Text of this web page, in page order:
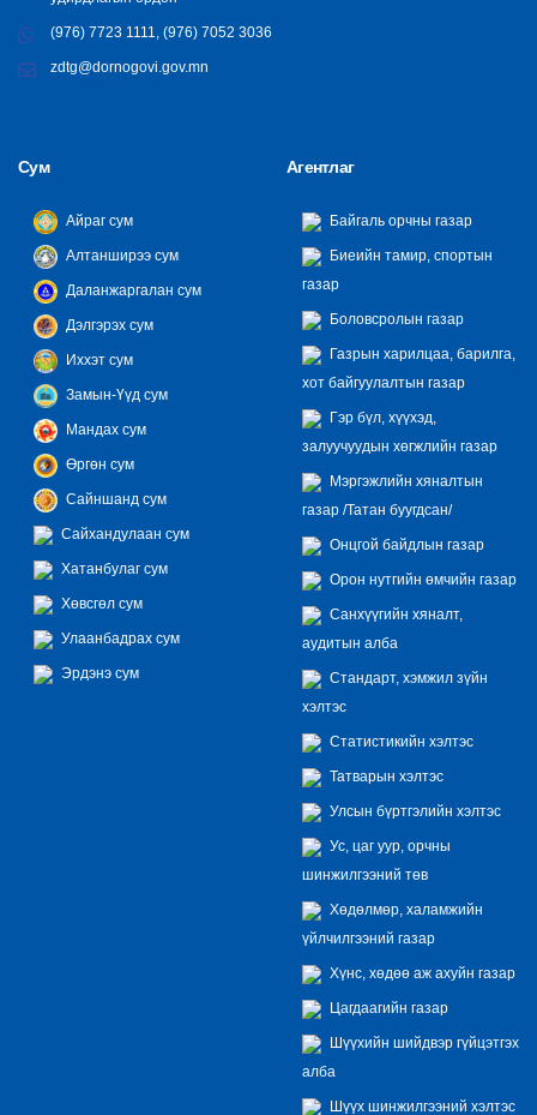
(976) 7723 1111, (976) 7052 3036
zdtg@dornogovi.gov.mn
Сум
Айраг сум
Алтанширээ сум
Даланжаргалан сум
Дэлгэрэх сум
Иххэт сум
Замын-Үүд сум
Мандах сум
Өргөн сум
Сайншанд сум
Сайхандулаан сум
Хатанбулаг сум
Хөвсгөл сум
Улаанбадрах сум
Эрдэнэ сум
Агентлаг
Байгаль орчны газар
Биеийн тамир, спортын
газар
Боловсролын газар
Газрын харилцаа, барилга,
хот байгуулалтын газар
Гэр бүл, хүүхэд,
залуучуудын хөгжлийн газар
Мэргэжлийн хяналтын
газар /Татан буугдсан/
Онцгой байдлын газар
Орон нутгийн өмчийн газар
Санхүүгийн хяналт,
аудитын алба
Стандарт, хэмжил зүйн
хэлтэс
Статистикийн хэлтэс
Татварын хэлтэс
Улсын бүртгэлийн хэлтэс
Ус, цаг уур, орчны
шинжилгээний төв
Хөдөлмөр, халамжийн
үйлчилгээний газар
Хүнс, хөдөө аж ахуйн газар
Цагдаагийн газар
Шүүхийн шийдвэр гүйцэтгэх
алба
Шүүх шинжилгээний хэлтэс